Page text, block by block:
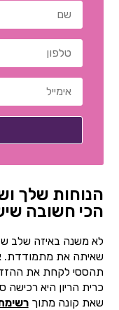
הנוחות שלך
הכי חשובה
לא משנה באיזה שלב
שאיתה את מתמודדת.
תהססי לקחת את
כרית הריון היא
שאת קונה מתוך